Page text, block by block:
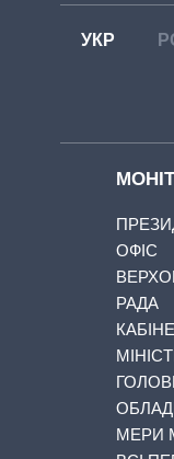
УКР
ОФІС
РАДА
МЕРИ